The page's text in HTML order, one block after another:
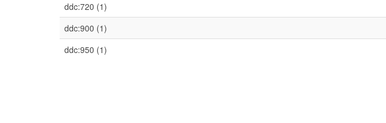
ddc:720 (1)
ddc:900 (1)
ddc:950 (1)